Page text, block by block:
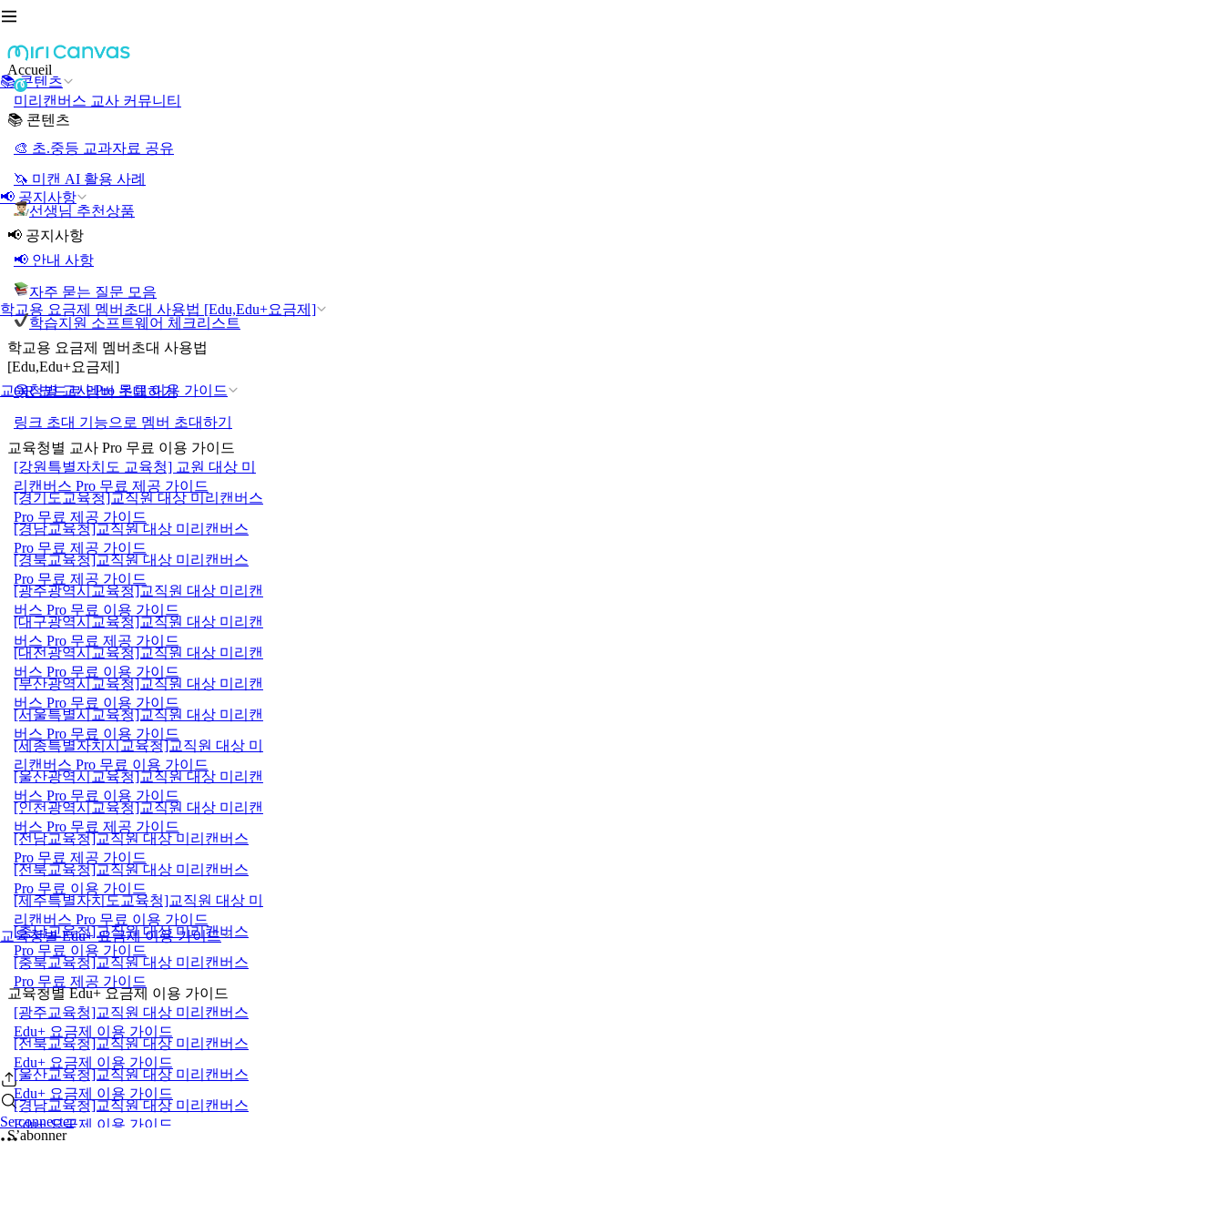
📚 콘텐츠
📢 공지사항
학교용 요금제 멤버초대 사용법 [Edu,Edu+요금제]
교육청별 교사 Pro 무료 이용 가이드
교육청별 Edu+ 요금제 이용 가이드
Se connecter
Accueil
미리캔버스 교사 커뮤니티
📚 콘텐츠
🎨 초.중등 교과자료 공유
🦄 미캔 AI 활용 사례
선생님 추천상품
📢 공지사항
📢 안내 사항
자주 묻는 질문 모음
학습지원 소프트웨어 체크리스트
학교용 요금제 멤버초대 사용법
[Edu,Edu+요금제]
QR 코드로 멤버 초대하기
링크 초대 기능으로 멤버 초대하기
교육청별 교사 Pro 무료 이용 가이드
[강원특별자치도 교육청] 교원 대상 미
리캔버스 Pro 무료 제공 가이드
[경기도교육청]교직원 대상 미리캔버스
Pro 무료 제공 가이드
[경남교육청]교직원 대상 미리캔버스
Pro 무료 제공 가이드
[경북교육청]교직원 대상 미리캔버스
Pro 무료 제공 가이드
[광주광역시교육청]교직원 대상 미리캔
버스 Pro 무료 이용 가이드
[대구광역시교육청]교직원 대상 미리캔
버스 Pro 무료 제공 가이드
[대전광역시교육청]교직원 대상 미리캔
버스 Pro 무료 이용 가이드
[부산광역시교육청]교직원 대상 미리캔
버스 Pro 무료 이용 가이드
[서울특별시교육청]교직원 대상 미리캔
버스 Pro 무료 이용 가이드
[세종특별자치시교육청]교직원 대상 미
리캔버스 Pro 무료 이용 가이드
[울산광역시교육청]교직원 대상 미리캔
버스 Pro 무료 이용 가이드
[인천광역시교육청]교직원 대상 미리캔
버스 Pro 무료 제공 가이드
[전남교육청]교직원 대상 미리캔버스
Pro 무료 제공 가이드
[전북교육청]교직원 대상 미리캔버스
Pro 무료 이용 가이드
[제주특별자치도교육청]교직원 대상 미
리캔버스 Pro 무료 이용 가이드
[충남교육청]교직원 대상 미리캔버스
Pro 무료 이용 가이드
[충북교육청]교직원 대상 미리캔버스
Pro 무료 제공 가이드
교육청별 Edu+ 요금제 이용 가이드
[광주교육청]교직원 대상 미리캔버스
Edu+ 요금제 이용 가이드
[전북교육청]교직원 대상 미리캔버스
Edu+ 요금제 이용 가이드
[울산교육청]교직원 대상 미리캔버스
Edu+ 요금제 이용 가이드
[경남교육청]교직원 대상 미리캔버스
Edu+ 요금제 이용 가이드
S’abonner